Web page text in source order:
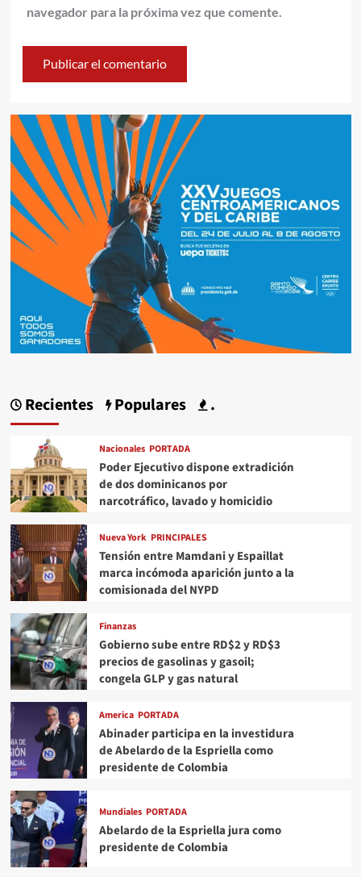
navegador para la próxima vez que comente.
Recientes Populares .
Nacionales PORTADA
Poder Ejecutivo dispone extradición
de dos dominicanos por
narcotráfico, lavado y homicidio
Nueva York PRINCIPALES
Tensión entre Mamdani y Espaillat
marca incómoda aparición junto a la
comisionada del NYPD
Finanzas
Gobierno sube entre RD$2 y RD$3
precios de gasolinas y gasoil;
congela GLP y gas natural
America PORTADA
Abinader participa en la investidura
de Abelardo de la Espriella como
presidente de Colombia
Mundiales PORTADA
Abelardo de la Espriella jura como
presidente de Colombia